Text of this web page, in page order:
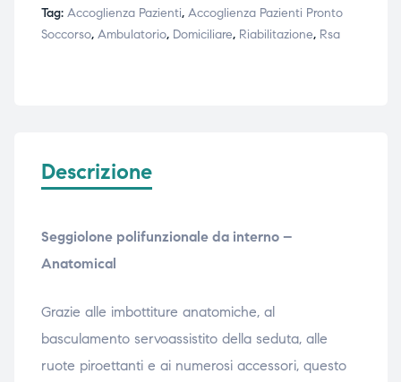
Tag: Accoglienza Pazienti, Accoglienza Pazienti Pronto
Soccorso, Ambulatorio, Domiciliare, Riabilitazione, Rsa
Descrizione
Seggiolone polifunzionale da interno –
Anatomical
Grazie alle imbottiture anatomiche, al
basculamento servoassistito della seduta, alle
ruote piroettanti e ai numerosi accessori, questo